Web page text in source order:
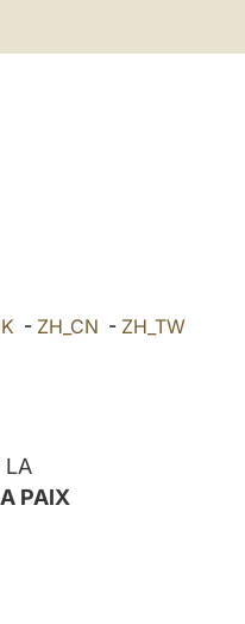
- ZH_CN - ZH_TW
LA
PAIX